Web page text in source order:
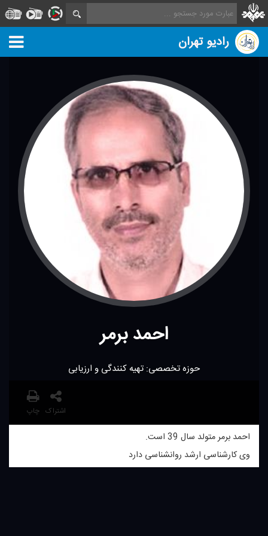
رادیو تهران
احمد برمر
حوزه تخصصی: تهیه كنندگی و ارزیابی
اشتراک چاپ
احمد برمر متولد سال 39 است.
وی كارشناسی ارشد روانشناسی دارد